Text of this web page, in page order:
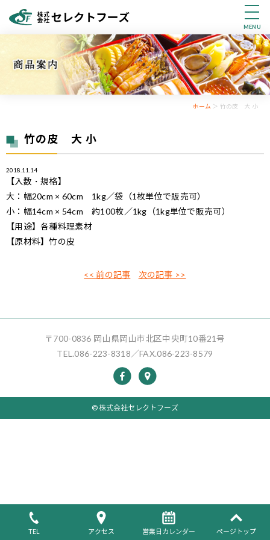
MENU
ホーム ＞ 竹の皮 大 小
竹の皮 大 小
2018.11.14
【入数・規格】
大：幅20cm × 60cm 1kg／袋（1枚単位で販売可）
小：幅14cm × 54cm 約100枚／1kg（1kg単位で販売可）
【用途】各種料理素材
【原材料】竹の皮
<< 前の記事 次の記事 >>
TEL アクセス 営業日カレンダー ページトップ
〒700-0836 岡山県岡山市北区中央町10番21号
TEL.086-223-8318／FAX.086-223-8579
© 株式会社セレクトフーズ